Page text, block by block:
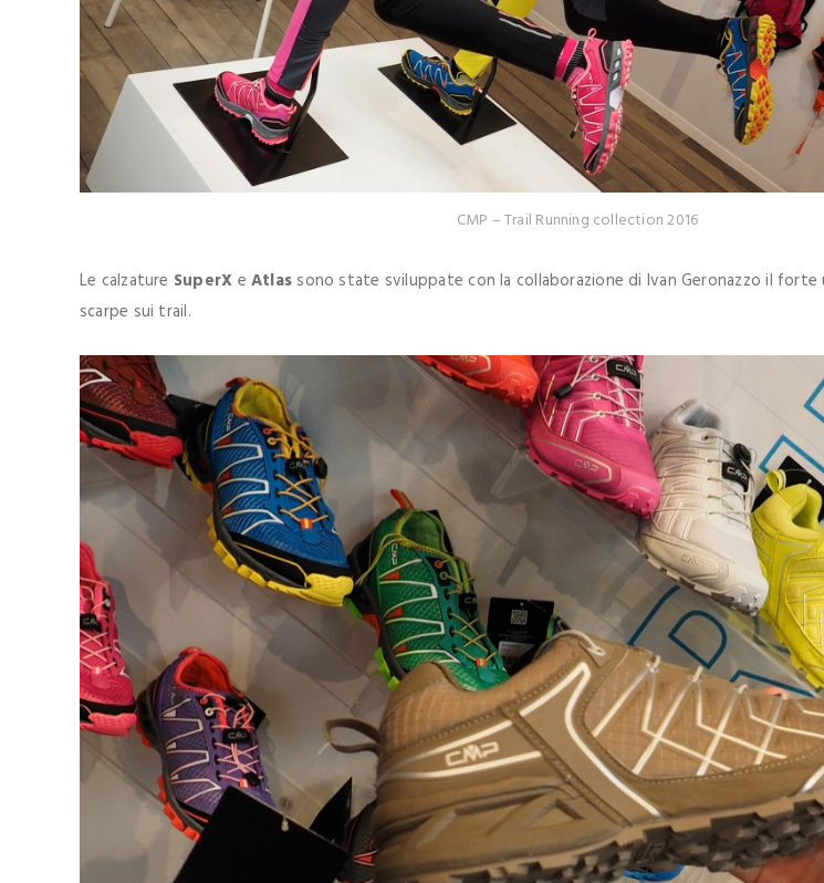
CMP – Trail Running collection 2016
Le calzature SuperX e Atlas sono state sviluppate con la collaborazione di Ivan Geronazzo il
scarpe sui trail.